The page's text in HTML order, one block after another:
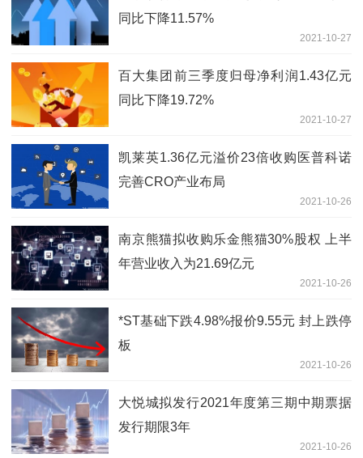
同比下降11.57%
2021-10-27
百大集团前三季度归母净利润1.43亿元
同比下降19.72%
2021-10-27
凯莱英1.36亿元溢价23倍收购医普科诺
完善CRO产业布局
2021-10-26
南京熊猫拟收购乐金熊猫30%股权 上半
年营业收入为21.69亿元
2021-10-26
*ST基础下跌4.98%报价9.55元 封上跌停
板
2021-10-26
大悦城拟发行2021年度第三期中期票据
发行期限3年
2021-10-26